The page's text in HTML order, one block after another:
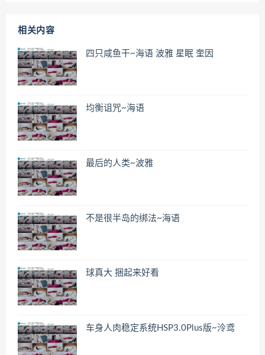
相关内容
四只咸鱼干~海语 波雅 星眠 奎因
均衡诅咒~海语
最后的人类~波雅
不是很半岛的绑法~海语
球真大 捆起来好看
车身人肉稳定系统HSP3.0Plus版~泠鸢